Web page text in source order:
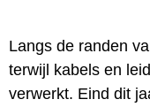
Langs de randen
terwijl kabels en
verwerkt. Eind dit